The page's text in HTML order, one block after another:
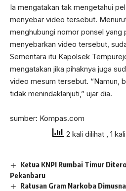
Ia mengatakan tak mengetahui
menyebar video tersebut.
menghubungi nomor ponsel yang
menyebarkan video tersebut,
Sementara itu Kapolsek
mengatakan jika pihaknya juga
video mesum tersebut. “Namun,
tidak menindaklanjuti,” ujar dia.
sumber: Kompas.com
2 kali dilihat
, 1
Ketua KNPI Rumbai Timur
Pekanbaru
Ratusan Gram Narkoba